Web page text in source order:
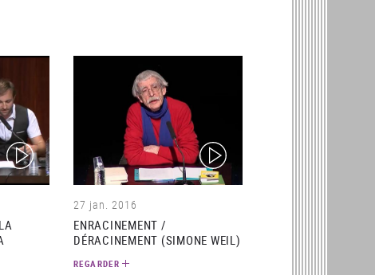
(video) (video)
27 jan. 2016
ENRACINEMENT /
DÉRACINEMENT (SIMONE WEIL)
REGARDER